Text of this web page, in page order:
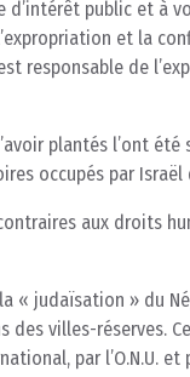
d’intérêt public et
et la
responsable de
plantés l’ont
occupés par Israël
aux droits
« judaïsation » du
des villes-réserves.
par l’O.N.U. et